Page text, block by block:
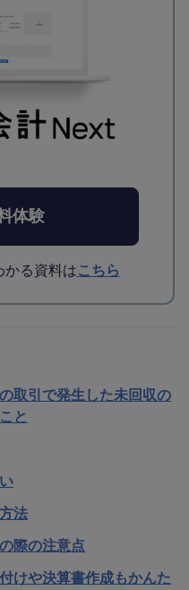
体験
かる資料はこちら
取引で発生した未回収の
と
法
際の注意点
けや決算書作成もかんた